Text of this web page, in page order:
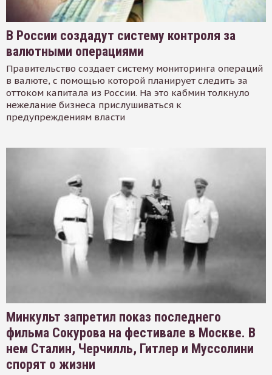
В России создадут систему контроля за
валютными операциями
Правительство создает систему мониторинга операций
в валюте, с помощью которой планирует следить за
оттоком капитала из России. На это кабмин толкнуло
нежелание бизнеса прислушиваться к
предупреждениям власти
Минкульт запретил показ последнего
фильма Сокурова на фестивале в Москве. В
нем Сталин, Черчилль, Гитлер и Муссолини
спорят о жизни